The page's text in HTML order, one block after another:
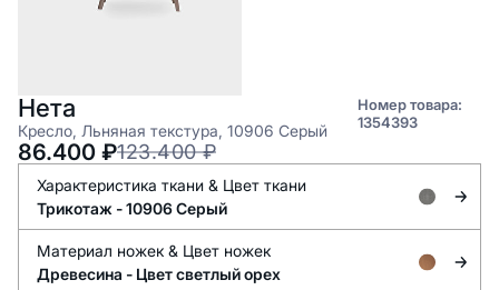
Нета
Кресло, Льняная текстура, 10906 Серый
Номер товара:
1354393
123.400 ₽
86.400 ₽
Характеристика ткани & Цвет ткани
Трикотаж -10906 Серый
Материал ножек & Цвет ножек
Древесина - Цвет светлый орех